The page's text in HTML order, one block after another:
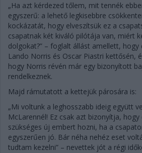
„Ha azt kérdezed tőlem, mit tennék
egyszerű: a lehető legkisebbre
kockázatát, hogy elveszítsük ez a
csapatnak két kiváló pilótája van, miért
dolgokat?” – foglalt állást amellett,
Lando Norris és Oscar Piastri kettősén,
hogy Norris révén már egy bizonyított
rendelkeznek.
Majd rámutatott a kettejük párosára is:
„Mi voltunk a leghosszabb ideig együtt
McLarennél! Ez csak azt bizonyítja,
szükséges új embert hozni, ha a
egyszerűen jó. Bár néha nehéz eset
tudtam kezelni” – nevettek jót a régi